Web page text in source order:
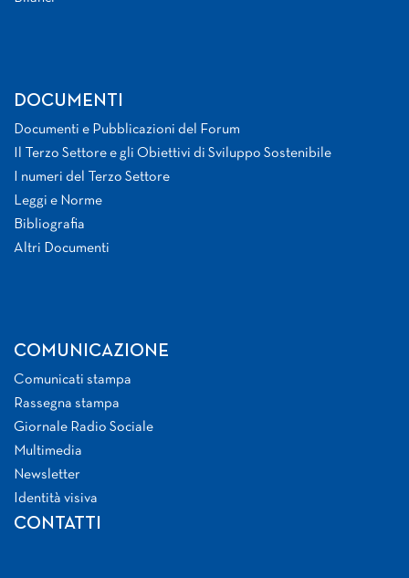
DOCUMENTI
Documenti e Pubblicazioni del Forum
Il Terzo Settore e gli Obiettivi di Sviluppo Sostenibile
I numeri del Terzo Settore
Leggi e Norme
Bibliografia
Altri Documenti
COMUNICAZIONE
Comunicati stampa
Rassegna stampa
Giornale Radio Sociale
Multimedia
Newsletter
Identità visiva
CONTATTI